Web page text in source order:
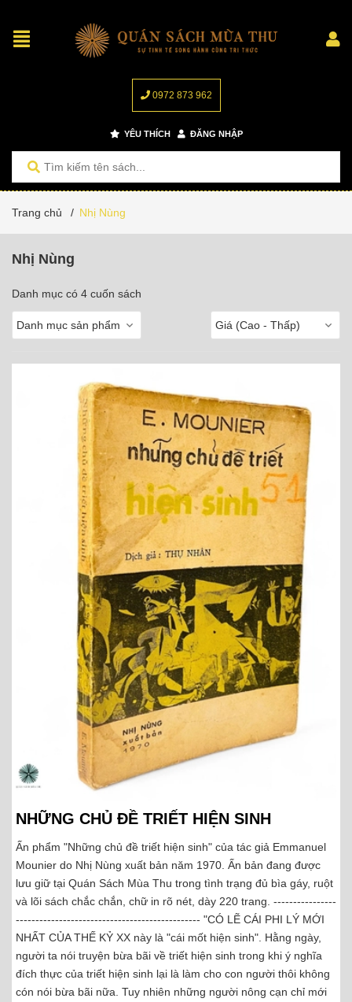
0972 873 962
YÊU THÍCH ĐĂNG NHẬP
Trang chủ / Nhị Nùng
Nhị Nùng
Danh mục có 4 cuốn sách
Danh mục sản phẩm Giá (Cao - Thấp)
NHỮNG CHỦ ĐỀ TRIẾT HIỆN SINH
Ấn phẩm "Những chủ đề triết hiện sinh" của tác giả Emmanuel
Mounier do Nhị Nùng xuất bản năm 1970. Ấn bản đang được
lưu giữ tại Quán Sách Mùa Thu trong tình trạng đủ bìa gáy, ruột
và lõi sách chắc chắn, chữ in rõ nét, dày 220 trang. ----------------
----------------------------------------------- "CÓ LẼ CÁI PHI LÝ MỚI
NHẤT CỦA THẾ KỶ XX này là "cái mốt hiện sinh". Hằng ngày,
người ta nói truyện bừa bãi về triết hiện sinh trong khi ý nghĩa
đích thực của triết hiện sinh lại là làm cho con người thôi không
cón nói bừa bãi nữa. Tuy nhiên những người nông cạn chỉ mới